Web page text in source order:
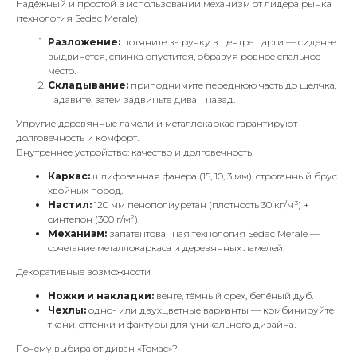
Надёжный и простой в использовании механизм от лидера рынка
(технология Sedac Merale):
Разложение: потяните за ручку в центре царги — сиденье
выдвинется, спинка опустится, образуя ровное спальное
место.
Складывание: приподнимите переднюю часть до щелчка,
надавите, затем задвиньте диван назад.
Упругие деревянные ламели и металлокаркас гарантируют
долговечность и комфорт.
Внутреннее устройство: качество и долговечность
Каркас: шлифованная фанера (15, 10, 3 мм), строганный брус
хвойных пород.
Настил: 120 мм пенополиуретан (плотность 30 кг/м³) +
синтепон (300 г/м²).
Механизм: запатентованная технология Sedac Merale —
сочетание металлокаркаса и деревянных ламелей.
Декоративные возможности
Ножки и накладки: венге, тёмный орех, белёный дуб.
Чехлы: одно- или двухцветные варианты — комбинируйте
ткани, оттенки и фактуры для уникального дизайна.
Почему выбирают диван «Томас»?